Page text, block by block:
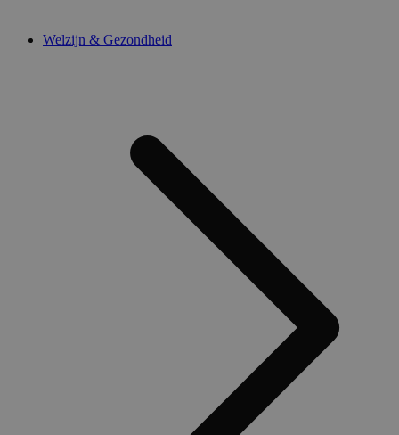
Welzijn & Gezondheid